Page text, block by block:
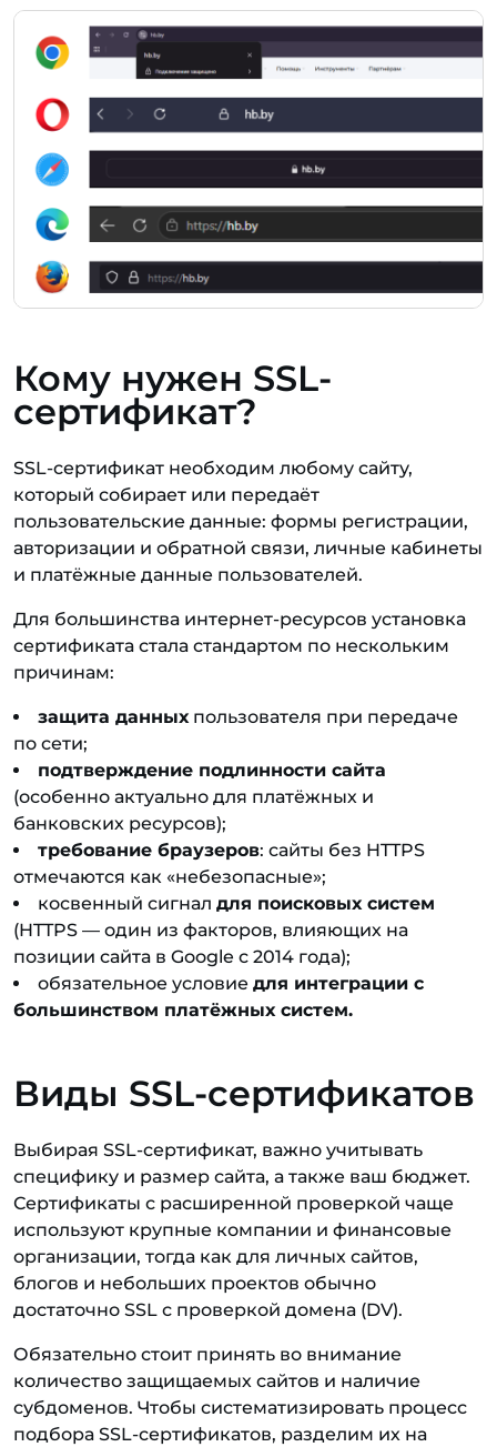
Кому нужен SSL-
сертификат?
SSL-сертификат необходим любому сайту,
который собирает или передаёт
пользовательские данные: формы регистрации,
авторизации и обратной связи, личные кабинеты
и платёжные данные пользователей.
Для большинства интернет-ресурсов установка
сертификата стала стандартом по нескольким
причинам:
защита данныхпользователя при передаче
по сети;
подтверждение подлинности сайта
(особенно актуально для платёжных и
банковских ресурсов);
требование браузеров: сайты без HTTPS
отмечаются как «небезопасные»;
косвенный сигнал для поисковых систем
(HTTPS — один из факторов, влияющих на
позиции сайта в Google с 2014 года);
обязательное условие для интеграции с
большинством платёжных систем.
Виды SSL-сертификатов
Выбирая SSL-сертификат, важно учитывать
специфику и размер сайта, а также ваш бюджет.
Сертификаты с расширенной проверкой чаще
используют крупные компании и финансовые
организации, тогда как для личных сайтов,
блогов и небольших проектов обычно
достаточно SSL с проверкой домена (DV).
Обязательно стоит принять во внимание
количество защищаемых сайтов и наличие
субдоменов. Чтобы систематизировать процесс
подбора SSL-сертификатов, разделим их на